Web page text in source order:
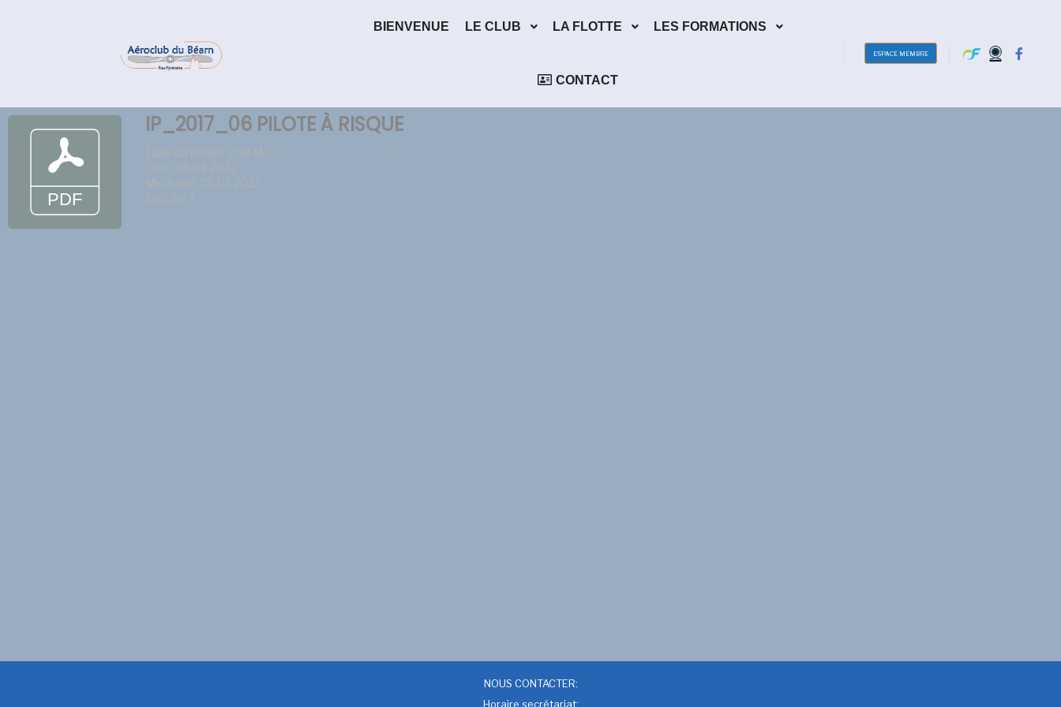
BIENVENUE LE CLUB LA FLOTTE LES FORMATIONS
CONTACT
ESPACE MEMBRE
IP_2017_06 PILOTE À RISQUE
Taille du fichier: 2.68 Mo
Créé: 29-01-2022
Mis à jour: 29-01-2022
Succès: 1
NOUS CONTACTER:
Horaire secrétariat: